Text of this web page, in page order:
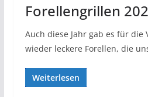
Forellengrillen
Auch diese Jahr gab es für die
wieder leckere Forellen, die
Weiterlesen